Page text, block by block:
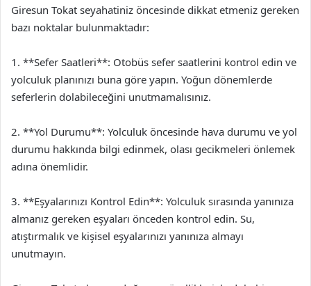
Giresun Tokat seyahatiniz öncesinde dikkat etmeniz gereken
bazı noktalar bulunmaktadır:
1. **Sefer Saatleri**: Otobüs sefer saatlerini kontrol edin ve
yolculuk planınızı buna göre yapın. Yoğun dönemlerde
seferlerin dolabileceğini unutmamalısınız.
2. **Yol Durumu**: Yolculuk öncesinde hava durumu ve yol
durumu hakkında bilgi edinmek, olası gecikmeleri önlemek
adına önemlidir.
3. **Eşyalarınızı Kontrol Edin**: Yolculuk sırasında yanınıza
almanız gereken eşyaları önceden kontrol edin. Su,
atıştırmalık ve kişisel eşyalarınızı yanınıza almayı
unutmayın.